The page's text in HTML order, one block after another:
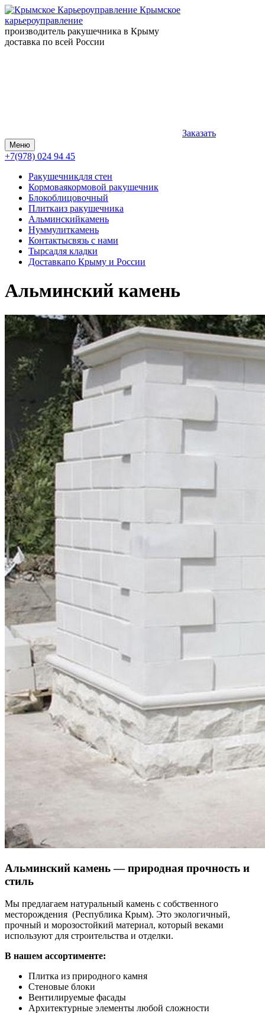
Крымское
карьероуправление
производитель ракушечника в Крыму
доставка по всей России
Заказать
Меню
+7(978) 024 94 45
Ракушечникдля стен
Кормоваякормовой ракушечник
Блокоблицовочный
Плиткаиз ракушечника
Альминскийкамень
Нуммулиткамень
Контактысвязь с нами
Тырсадля кладки
Доставкапо Крыму и России
Альминский камень
Альминский камень — природная прочность и
стиль
Мы предлагаем натуральный камень с собственного
месторождения (Республика Крым). Это экологичный,
прочный и морозостойкий материал, который веками
используют для строительства и отделки.
В нашем ассортименте:
Плитка из природного камня
Стеновые блоки
Вентилируемые фасады
Архитектурные элементы любой сложности